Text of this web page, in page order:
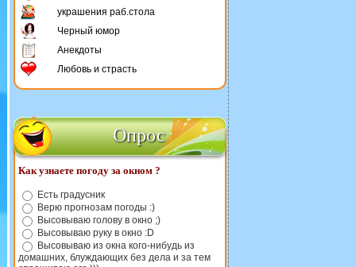
украшения раб.стола
Черный юмор
Анекдоты
Любовь и страсть
Опрос
Как узнаете погоду за окном ?
Есть градусник
Верю прогнозам погоды :)
Высовываю голову в окно ;)
Высовываю руку в окно :D
Высовываю из окна кого-нибудь из
домашних, блуждающих без дела и за тем